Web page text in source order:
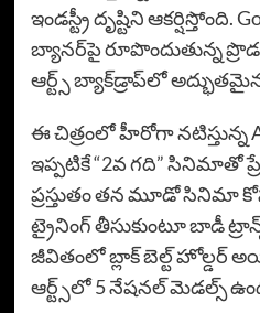
ఇండస్ట్రీ దృష్టిని ఆకర్షిస్తోంది.
బ్యానర్‌పై రూపొందుతున్న
ఆర్ట్స్ బ్యాక్‌డ్రాప్‌లో
ఈ చిత్రంలో హీరోగా నటిస్తున్న
ఇప్పటికే “2వ గది” సినిమాతో
ప్రస్తుతం తన మూడో సినిమా
ట్రైనింగ్ తీసుకుంటూ బాడీ
జీవితంలో బ్లాక్ బెల్ట్ హోల్డర్
ఆర్ట్స్‌లో 5 నేషనల్ మెడల్స్